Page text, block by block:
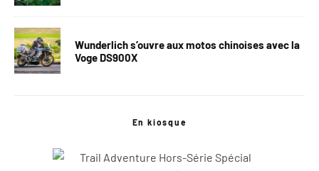
Wunderlich s’ouvre aux motos chinoises avec la
Voge DS900X
En kiosque